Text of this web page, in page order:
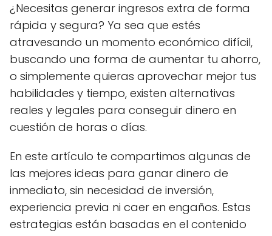
¿Necesitas generar ingresos extra de forma
rápida y segura? Ya sea que estés
atravesando un momento económico difícil,
buscando una forma de aumentar tu ahorro,
o simplemente quieras aprovechar mejor tus
habilidades y tiempo, existen alternativas
reales y legales para conseguir dinero en
cuestión de horas o días.
En este artículo te compartimos algunas de
las mejores ideas para ganar dinero de
inmediato, sin necesidad de inversión,
experiencia previa ni caer en engaños. Estas
estrategias están basadas en el contenido